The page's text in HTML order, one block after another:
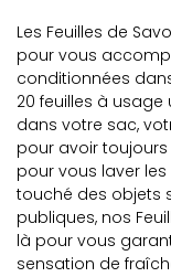
Les Feuilles de
pour vous
conditionnées
20 feuilles à
dans votre sac,
pour avoir
pour vous laver
touché des objets
publiques, nos
là pour vous
sensation de